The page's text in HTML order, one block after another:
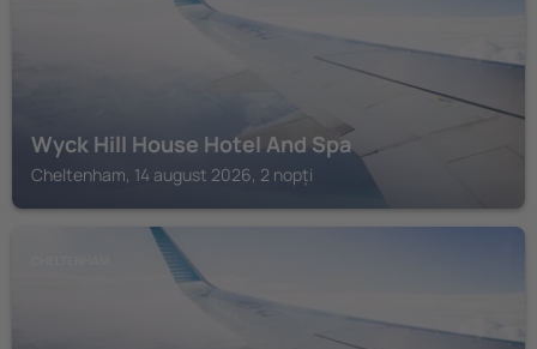
Wyck Hill House Hotel And Spa
Cheltenham, 14 august 2026, 2 nopți